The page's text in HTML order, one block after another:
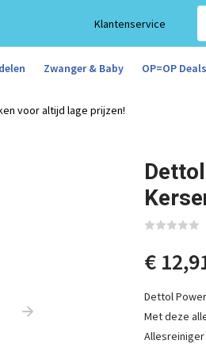
Klantenservice
Zwanger & Baby OP=OP Deals
voor altijd lage prijzen!
€
Dettol
Met deze